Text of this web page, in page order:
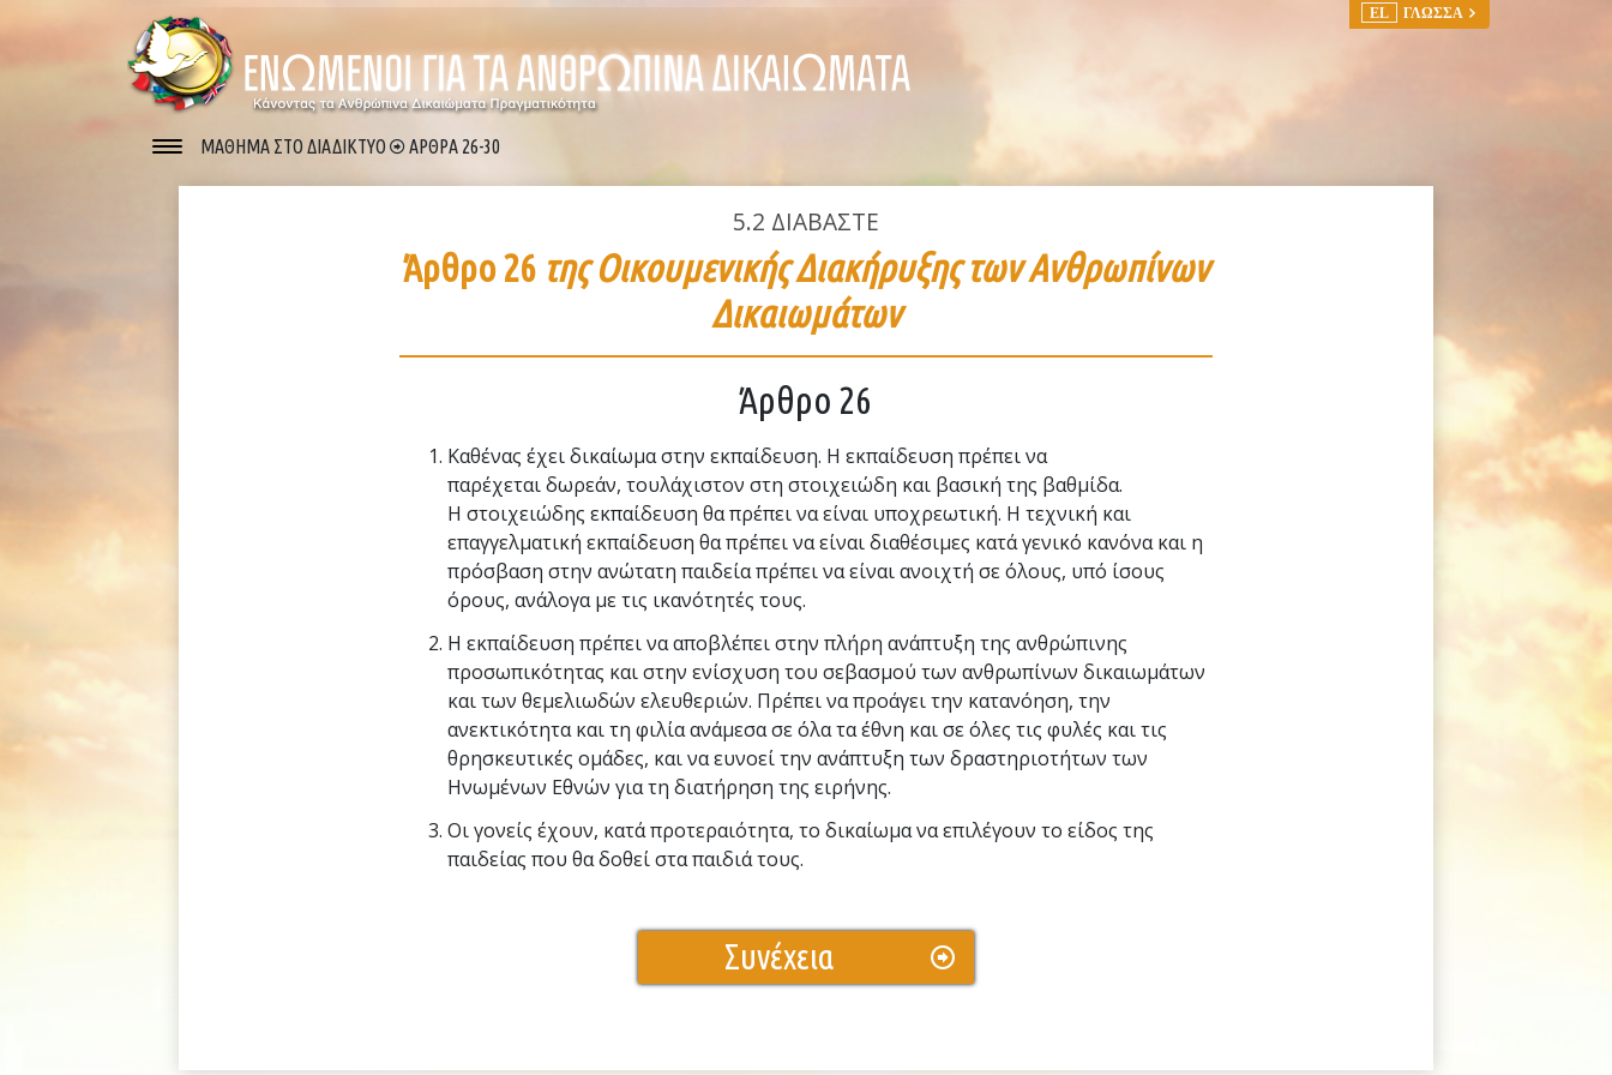
EL ΓΛΩΣΣΑ
ΜΑΘΗΜΑ ΣΤΟ ΔΙΑΔΙΚΤΥΟ ΑΡΘΡΑ 26-30
5.2 ΔΙΑΒΑΣΤΕ
Άρθρο 26 της Οικουμενικής Διακήρυξης των Ανθρωπίνων
Δικαιωμάτων
Άρθρο 26
Καθένας έχει δικαίωμα στην εκπαίδευση. Η εκπαίδευση πρέπει να
παρέχεται δωρεάν, τουλάχιστον στη στοιχειώδη και βασική της βαθµίδα.
Η στοιχειώδης εκπαίδευση θα πρέπει να είναι υποχρεωτική. Η τεχνική και
επαγγελματική εκπαίδευση θα πρέπει να είναι διαθέσιμες κατά γενικό κανόνα και η
πρόσβαση στην ανώτατη παιδεία πρέπει να είναι ανοιχτή σε όλους, υπό ίσους
όρους, ανάλογα µε τις ικανότητές τους.
Η εκπαίδευση πρέπει να αποβλέπει στην πλήρη ανάπτυξη της ανθρώπινης
προσωπικότητας και στην ενίσχυση του σεβασμού των ανθρωπίνων δικαιωμάτων
και των θεμελιωδών ελευθεριών. Πρέπει να προάγει την κατανόηση, την
ανεκτικότητα και τη φιλία ανάµεσα σε όλα τα έθνη και σε όλες τις φυλές και τις
θρησκευτικές ομάδες, και να ευνοεί την ανάπτυξη των δραστηριοτήτων των
Ηνωμένων Εθνών για τη διατήρηση της ειρήνης.
Οι γονείς έχουν, κατά προτεραιότητα, το δικαίωμα να επιλέγουν το είδος της
παιδείας που θα δοθεί στα παιδιά τους.
Συνέχεια